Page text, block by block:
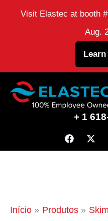
para
+ 1
Início Produtos
Visit Elastec at booth
Aug.